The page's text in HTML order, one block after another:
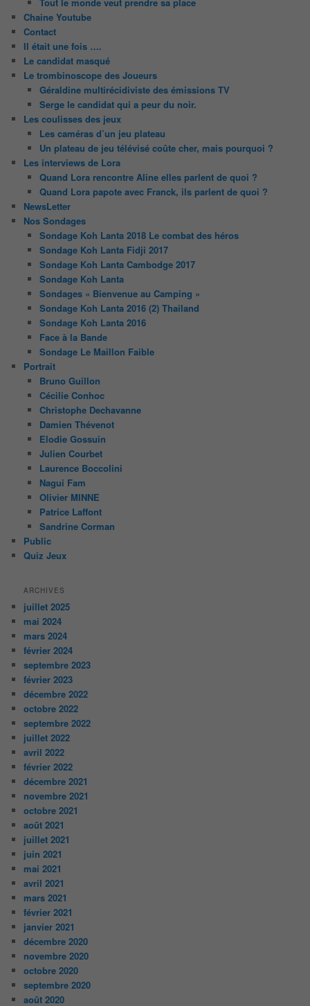
Chaine Youtube
Contact
Il était une fois ….
Le candidat masqué
Le trombinoscope des Joueurs
Géraldine multirécidiviste des émissions TV
Serge le candidat qui a peur du noir.
Les coulisses des jeux
Les caméras d’un jeu plateau
Un plateau de jeu télévisé coûte cher, mais pourquoi ?
Les interviews de Lora
Quand Lora rencontre Aline elles parlent de quoi ?
Quand Lora papote avec Franck, ils parlent de quoi ?
NewsLetter
Nos Sondages
Sondage Koh Lanta 2018 Le combat des héros
Sondage Koh Lanta Fidji 2017
Sondage Koh Lanta Cambodge 2017
Sondage Koh Lanta
Sondages « Bienvenue au Camping »
Sondage Koh Lanta 2016 (2) Thailand
Sondage Koh Lanta 2016
Face à la Bande
Sondage Le Maillon Faible
Portrait
Bruno Guillon
Cécilie Conhoc
Christophe Dechavanne
Damien Thévenot
Elodie Gossuin
Julien Courbet
Laurence Boccolini
Nagui Fam
Olivier MINNE
Patrice Laffont
Sandrine Corman
Public
Quiz Jeux
ARCHIVES
juillet 2025
mai 2024
mars 2024
février 2024
septembre 2023
février 2023
décembre 2022
octobre 2022
septembre 2022
juillet 2022
avril 2022
février 2022
décembre 2021
novembre 2021
octobre 2021
août 2021
juillet 2021
juin 2021
mai 2021
avril 2021
mars 2021
février 2021
janvier 2021
décembre 2020
novembre 2020
octobre 2020
septembre 2020
août 2020